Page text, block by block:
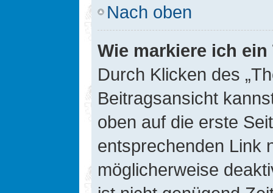
Nach oben
Wie markiere ich
Durch Klicken des
Beitragsansicht
oben auf die erste
entsprechenden Link
möglicherweise